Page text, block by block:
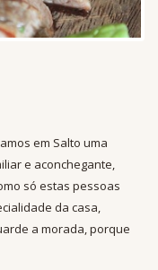
em Salto uma
e aconchegante,
só estas pessoas
da casa,
a morada, porque